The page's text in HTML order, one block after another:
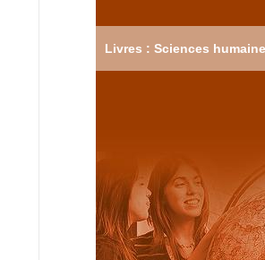
Livres : Sciences